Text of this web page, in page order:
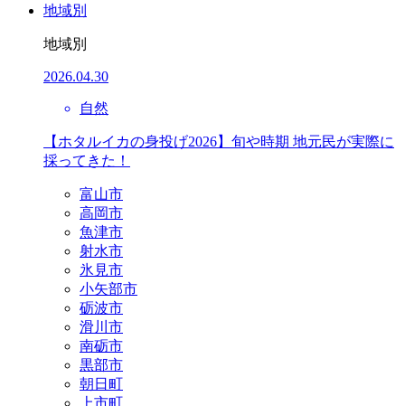
地域別
地域別
2026.04.30
自然
【ホタルイカの身投げ2026】旬や時期 地元民が実際に
採ってきた！
富山市
高岡市
魚津市
射水市
氷見市
小矢部市
砺波市
滑川市
南砺市
黒部市
朝日町
上市町